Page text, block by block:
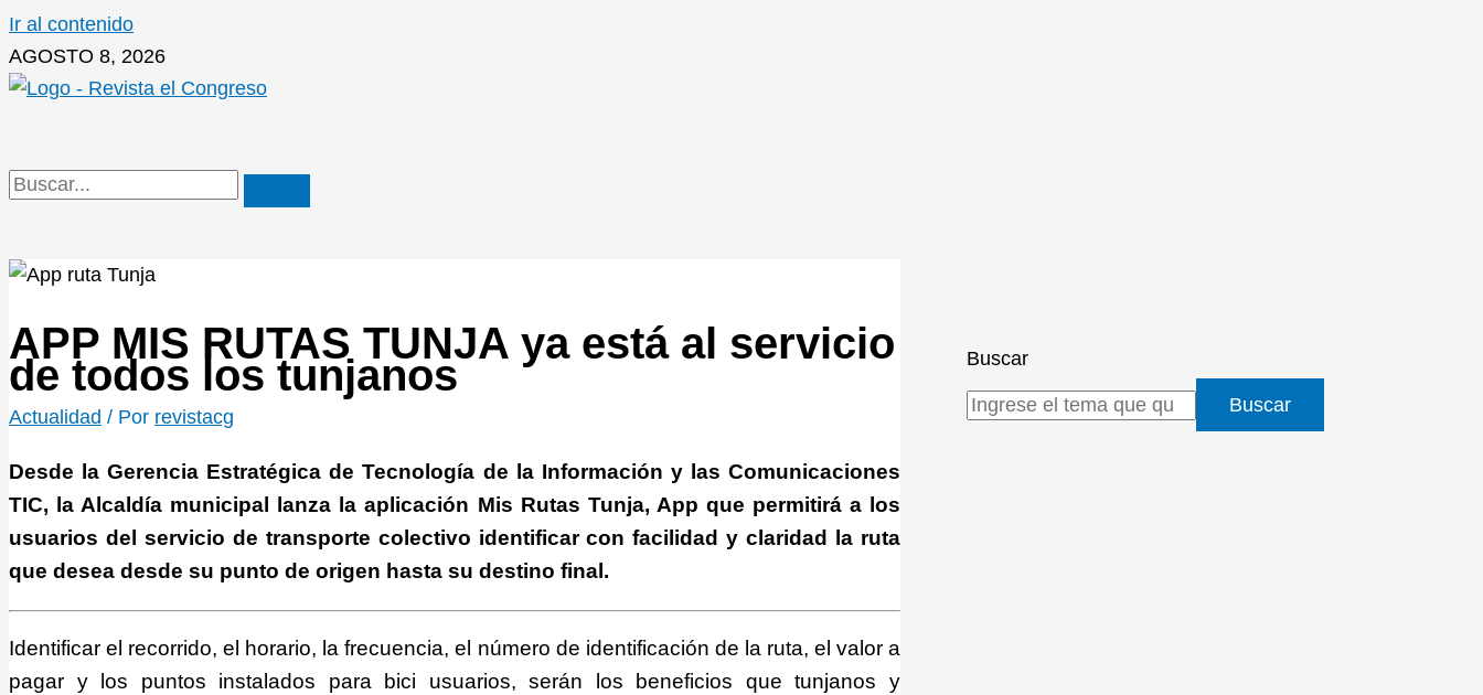
Ir al contenido
AGOSTO 8, 2026
APP MIS RUTAS TUNJA ya está al servicio
de todos los tunjanos
Actualidad / Por revistacg
Desde la Gerencia Estratégica de Tecnología de la Información y las Comunicaciones
TIC, la Alcaldía municipal lanza la aplicación Mis Rutas Tunja, App que permitirá a los
usuarios del servicio de transporte colectivo identificar con facilidad y claridad la ruta
que desea desde su punto de origen hasta su destino final.
Identificar el recorrido, el horario, la frecuencia, el número de identificación de la ruta, el valor a
pagar y los puntos instalados para bici usuarios, serán los beneficios que tunjanos y
Buscar
Buscar